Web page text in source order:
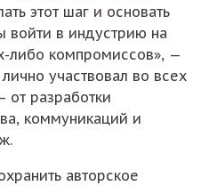
этот шаг и основать
войти в индустрию на
либо компромиссов», —
участвовал во всех
от разработки
коммуникаций и
авторское